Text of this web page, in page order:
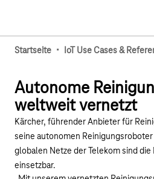
Startseite · IoT Use Cases &
Autonome
weltweit vernetzt
Kärcher, führender Anbieter für
seine autonomen
globalen Netze der Telekom sind
einsetzbar.